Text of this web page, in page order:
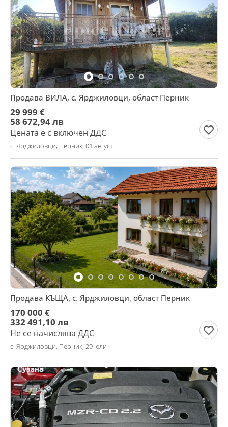
Продава ВИЛА, с. Ярджиловци, област Перник
29 999 €
58 672,94 лв
Цената е с включен ДДС
с. Ярджиловци, Перник, 01 август
Продава КЪЩА, с. Ярджиловци, област Перник
170 000 €
332 491,10 лв
Не се начислява ДДС
с. Ярджиловци, Перник, 29 юли